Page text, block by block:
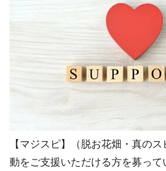
【マジスピ】（脱お花畑・真の
動をご支援いただける方を募って